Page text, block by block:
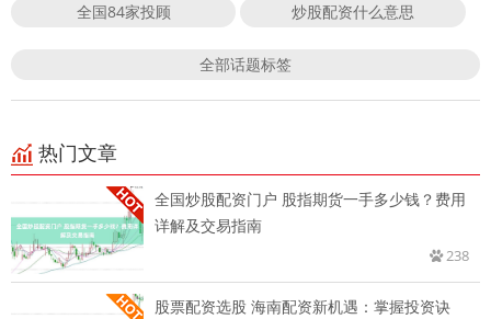
全国84家投顾 炒股配资什么意思
全部话题标签
热门文章
全国炒股配资门户 股指期货一手多少钱？费用
详解及交易指南
238
股票配资选股 海南配资新机遇：掌握投资诀